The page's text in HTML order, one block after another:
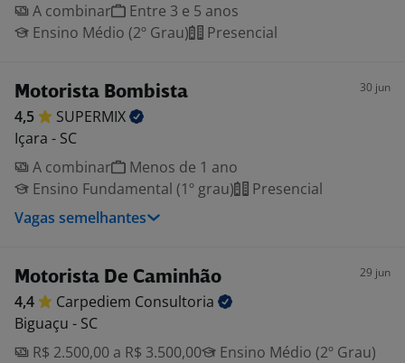
A combinar
Entre 3 e 5 anos
Ensino Médio (2º Grau)
Presencial
Motorista Bombista 30 jun
4,5
SUPERMIX
Içara - SC
A combinar
Menos de 1 ano
Ensino Fundamental (1º grau)
Presencial
Vagas semelhantes
Motorista De Caminhão 29 jun
4,4 Carpediem Consultoria
Biguaçu - SC
R$ 2.500,00 a R$ 3.500,00
Ensino Médio (2º Grau)